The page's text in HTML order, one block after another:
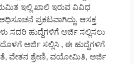
ಇಲ್ಲಿ ಖಾಲಿ ಇರುವ ವಿವಿಧ
ಪ್ರಕಟವಾಗಿದ್ದು. ಆಸಕ್ತ
ಸದರಿ ಹುದ್ದೆಗಳಿಗೆ ಅರ್ಜಿ ಸಲ್ಲಿಸಲು
ಅರ್ಜಿ ಸಲ್ಲಿಸಿ , ಈ ಹುದ್ದೆಗಳಿಗೆ
ವೇತನ ಶ್ರೇಣಿ, ವಯೋಮಿತಿ, ಅರ್ಜಿ